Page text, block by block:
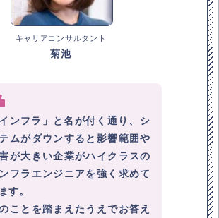
キャリアコンサルタント
菊池
インフラ」と名が付く通り、シ
ムがダウンすると影響範囲や
が大きい企業がハイクラスの
フラエンジニアを強く求めて
す。
ことを踏まえたうえでお答え